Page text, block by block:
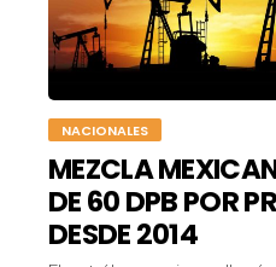
NACIONALES
MEZCLA
DE 60 DPB POR
DESDE 2014